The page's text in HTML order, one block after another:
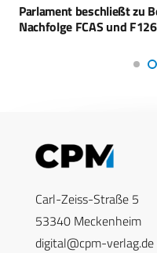
Parlament beschließt zu
Nachfolge FCAS und F126
Carl-Zeiss-Straße 5
53340 Meckenheim
digital@cpm-verlag.de